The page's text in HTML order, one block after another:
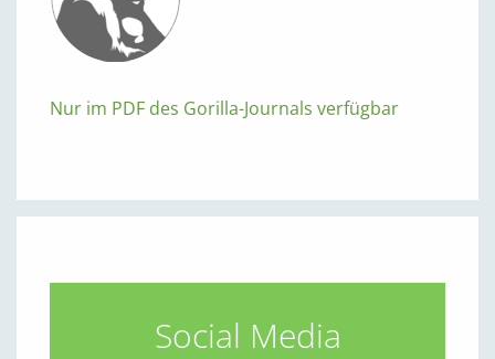
Nur im PDF des Gorilla-Journals verfügbar
Social Media